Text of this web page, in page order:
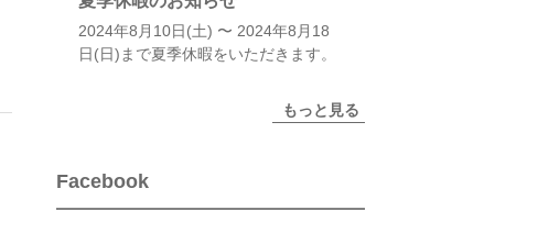
2024年8月10日(土) 〜 2024年8月18
日(日)まで夏季休暇をいただきます。
もっと見る
Facebook